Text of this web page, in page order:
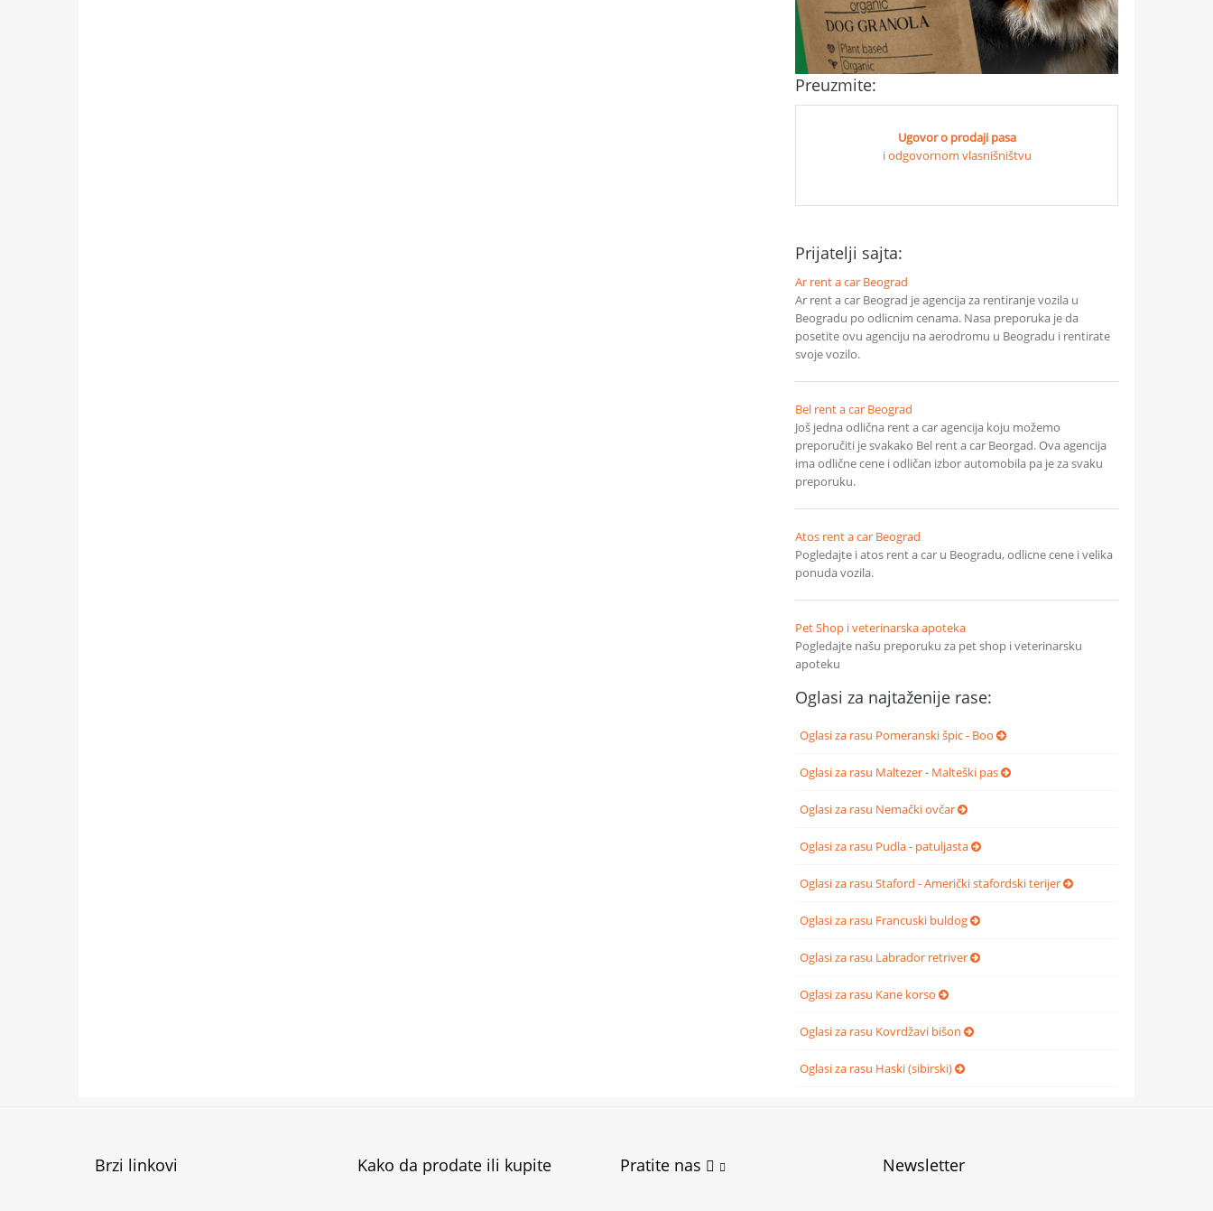
Preuzmite:
Ugovor o prodaji pasa
i odgovornom vlasnišništvu
Prijatelji sajta:
Ar rent a car Beograd
Ar rent a car Beograd je agencija za rentiranje vozila u
Beogradu po odlicnim cenama. Nasa preporuka je da
posetite ovu agenciju na aerodromu u Beogradu i rentirate
svoje vozilo.
Bel rent a car Beograd
Još jedna odlična rent a car agencija koju možemo
preporučiti je svakako Bel rent a car Beorgad. Ova agencija
ima odlične cene i odličan izbor automobila pa je za svaku
preporuku.
Atos rent a car Beograd
Pogledajte i atos rent a car u Beogradu, odlicne cene i velika
ponuda vozila.
Pet Shop i veterinarska apoteka
Pogledajte našu preporuku za pet shop i veterinarsku
apoteku
Oglasi za najtaženije rase:
Oglasi za rasu Pomeranski špic - Boo
Oglasi za rasu Maltezer - Malteški pas
Oglasi za rasu Nemački ovčar
Oglasi za rasu Pudla - patuljasta
Oglasi za rasu Staford - Američki stafordski terijer
Oglasi za rasu Francuski buldog
Oglasi za rasu Labrador retriver
Oglasi za rasu Kane korso
Oglasi za rasu Kovrdžavi bišon
Oglasi za rasu Haski (sibirski)
Brzi linkovi Kako da prodate ili kupite Pratite nas Newsletter